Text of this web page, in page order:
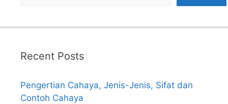
Recent Posts
Pengertian Cahaya, Jenis-Jenis, Sifat dan
Contoh Cahaya